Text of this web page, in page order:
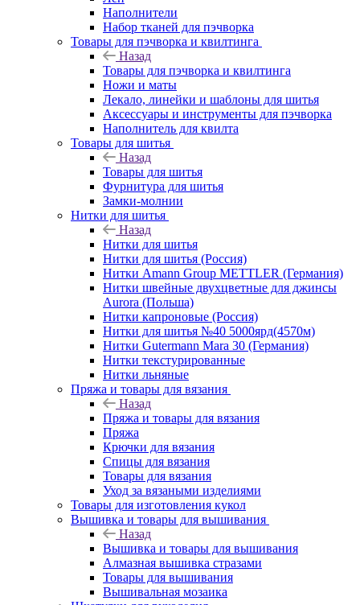
Наполнители
Набор тканей для пэчворка
Товары для пэчворка и квилтинга
Назад
Товары для пэчворка и квилтинга
Ножи и маты
Лекало, линейки и шаблоны для шитья
Аксессуары и инструменты для пэчворка
Наполнитель для квилта
Товары для шитья
Назад
Товары для шитья
Фурнитура для шитья
Замки-молнии
Нитки для шитья
Назад
Нитки для шитья
Нитки для шитья (Россия)
Нитки Amann Group METTLER (Германия)
Нитки швейные двухцветные для джинсы
Aurora (Польша)
Нитки капроновые (Россия)
Нитки для шитья №40 5000ярд(4570м)
Нитки Gutermann Mara 30 (Германия)
Нитки текстурированные
Нитки льняные
Пряжа и товары для вязания
Назад
Пряжа и товары для вязания
Пряжа
Крючки для вязания
Спицы для вязания
Товары для вязания
Уход за вязаными изделиями
Товары для изготовления кукол
Вышивка и товары для вышивания
Назад
Вышивка и товары для вышивания
Алмазная вышивка стразами
Товары для вышивания
Вышивальная мозаика